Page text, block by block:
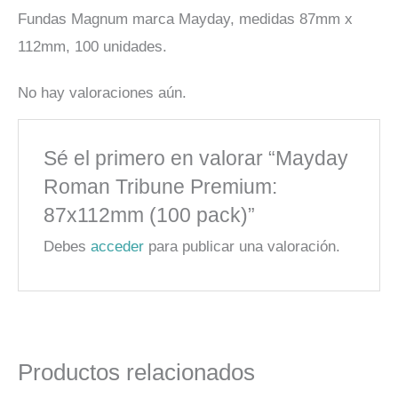
Fundas Magnum marca Mayday, medidas 87mm x
112mm, 100 unidades.
No hay valoraciones aún.
Sé el primero en valorar “Mayday
Roman Tribune Premium:
87x112mm (100 pack)”
Debesacceder para publicar una valoración.
Productos relacionados